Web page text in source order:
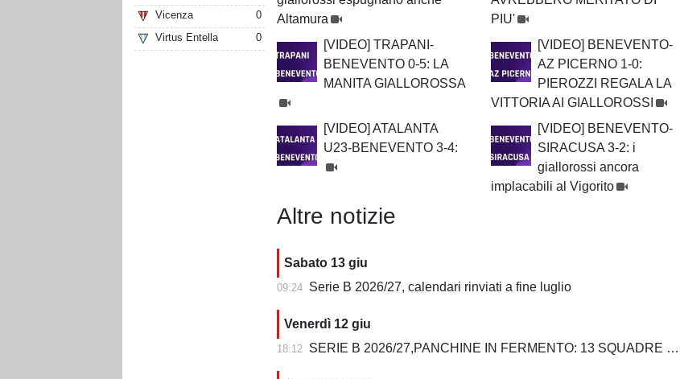
Vicenza
0
Virtus Entella
0
Altamura
PIU'
[VIDEO] TRAPANI-
BENEVENTO 0-5: LA
MANITA GIALLOROSSA
[VIDEO] BENEVENTO-
AZ PICERNO 1-0:
PIEROZZI REGALA LA
VITTORIA AI GIALLOROSSI
[VIDEO] ATALANTA
U23-BENEVENTO 3-4:
[VIDEO] BENEVENTO-
SIRACUSA 3-2: i
giallorossi ancora
implacabili al Vigorito
Altre notizie
Sabato 13 giu
09:24 Serie B 2026/27, calendari rinviati a fine luglio
Venerdì 12 giu
18:12 SERIE B 2026/27,PANCHINE IN FERMENTO: 13 SQUADRE SU 20 ANCORA SENZA ALLENATORE